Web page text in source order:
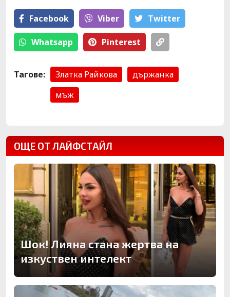
Facebook Viber Тwitter
Whatsapp Pinterest
Тагове: Златка Райкова
държанка
мъж
ОЩЕ ОТ ЛАЙФСТАЙЛ
Шок! Лияна стана жертва на
изкуствен интелект